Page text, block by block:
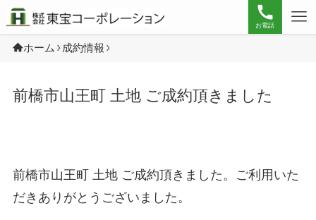
お電話
ホーム 成約情報
前橋市山王町 土地 ご成約頂きました
前橋市山王町 土地 ご成約頂きました。ご利用いた
だきありがとうございました。